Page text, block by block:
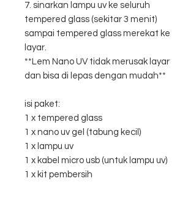
7. sinarkan lampu uv ke seluruh
tempered glass (sekitar 3 menit)
sampai tempered glass merekat ke
layar.
**Lem Nano UV tidak merusak layar
dan bisa di lepas dengan mudah**
isi paket:
1 x tempered glass
1 x nano uv gel (tabung kecil)
1 x lampu uv
1 x kabel micro usb (untuk lampu uv)
1 x kit pembersih